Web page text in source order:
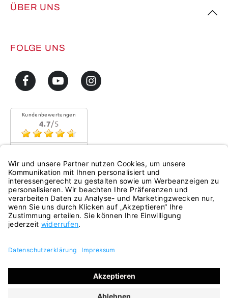
ÜBER UNS
FOLGE UNS
Kundenbewertungen
4.7/5
eKomi
Alle Preise inkl. gesetzl. Mehrwertsteuer zzgl.
und ggf. Nachnahmegebühren, wenn nicht anders
angegeben.